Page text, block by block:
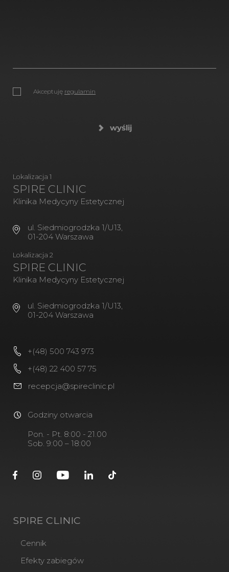
Lokalizacja 1
SPIRE CLINIC
Klinika Medycyny Estetycznej
ul. Siedmiogrodzka 1/U13,
01-204 Warszawa
Lokalizacja 2
SPIRE CLINIC
Klinika Medycyny Estetycznej
ul. Siedmiogrodzka 1/U13,
01-204 Warszawa
+(48) 500 743 973
+(48) 22 400 57 75
recepcja@spireclinic.pl
Godziny otwarcia
Pon. - Pt. 8:00 - 21.00
Sob. 9:00 – 18:00
Akceptuję regulamin
wyślij
SPIRE CLINIC
Cennik
Efekty zabiegów